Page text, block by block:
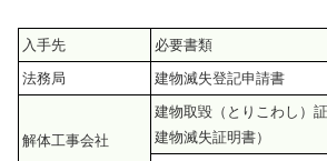
入手先
必要書類
法務局
建物滅失登記申請書
解体工事会社
建物取毀（とりこわし）
建物滅失証明書）